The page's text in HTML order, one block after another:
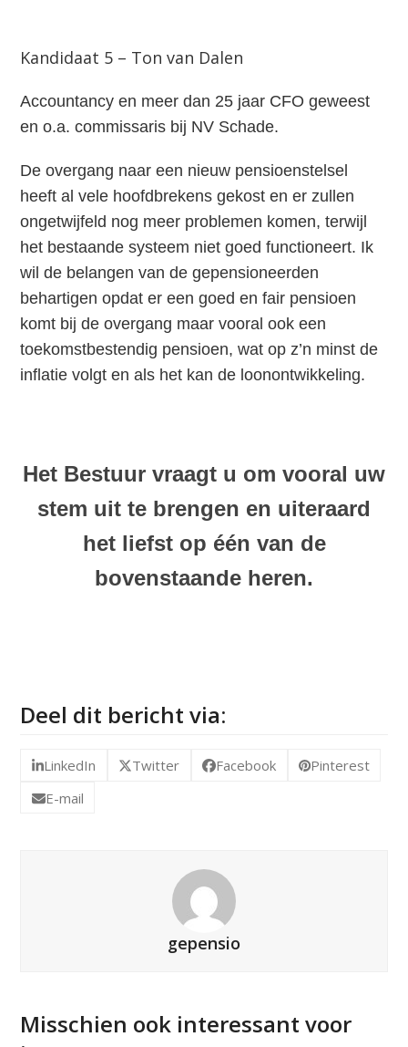
Kandidaat 5 – Ton van Dalen
Accountancy en meer dan 25 jaar CFO geweest
en o.a. commissaris bij NV Schade.
De overgang naar een nieuw pensioenstelsel
heeft al vele hoofdbrekens gekost en er zullen
ongetwijfeld nog meer problemen komen, terwijl
het bestaande systeem niet goed functioneert. Ik
wil de belangen van de gepensioneerden
behartigen opdat er een goed en fair pensioen
komt bij de overgang maar vooral ook een
toekomstbestendig pensioen, wat op z’n minst de
inflatie volgt en als het kan de loonontwikkeling.
Het Bestuur vraagt u om vooral uw
stem uit te brengen en uiteraard
het liefst op één van de
bovenstaande heren.
Deel dit bericht via:
LinkedIn Twitter Facebook
Pinterest
E-mail
gepensio
Misschien ook interessant voor